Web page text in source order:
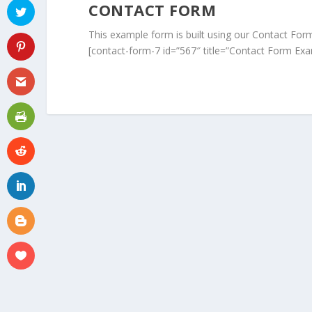
CONTACT FORM
This example form is built using our Contact
[contact-form-7 id=”567″ title=”Contact Form